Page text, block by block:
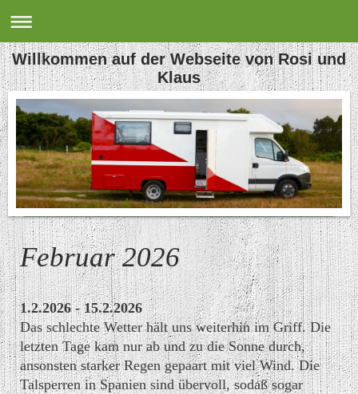
Willkommen auf der Webseite von Rosi und
Klaus
Februar 2026
1.2.2026 - 15.2.2026
Das schlechte Wetter hält uns weiterhin im Griff. Die
letzten Tage kam nur ab und zu die Sonne durch,
ansonsten starker Regen gepaart mit viel Wind. Die
Talsperren in Spanien sind übervoll, sodaß sogar